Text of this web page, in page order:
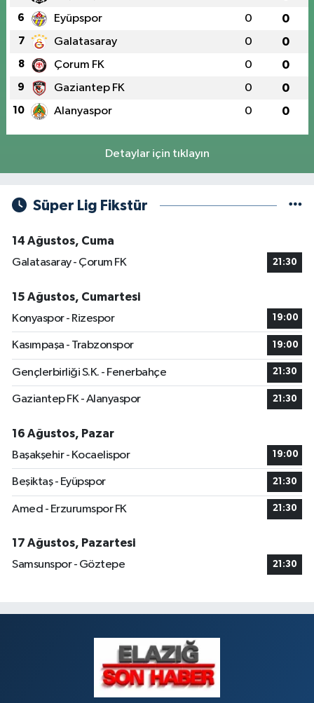
6 Eyüpspor 0 0
7 Galatasaray 0 0
8 Çorum FK 0 0
9 Gaziantep FK 0 0
10 Alanyaspor 0 0
Detaylar için tıklayın
Süper Lig Fikstür
14 Ağustos, Cuma
Galatasaray - Çorum FK
21:30
15 Ağustos, Cumartesi
Konyaspor - Rizespor
19:00
Kasımpaşa - Trabzonspor 19:00
Gençlerbirliği S.K. - Fenerbahçe 21:30
Gaziantep FK - Alanyaspor 21:30
16 Ağustos, Pazar
Başakşehir - Kocaelispor
19:00
Beşiktaş - Eyüpspor 21:30
Amed - Erzurumspor FK 21:30
17 Ağustos, Pazartesi
Samsunspor - Göztepe
21:30